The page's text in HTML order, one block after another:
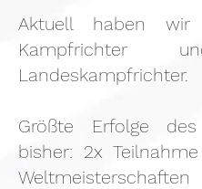
Aktuell haben
Kampfrichter
Landeskampfrichter.
Größte Erfolge des
bisher: 2x